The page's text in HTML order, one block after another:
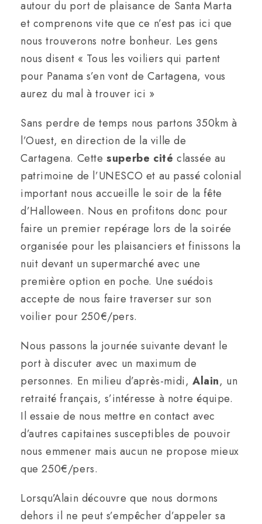
autour du port de plaisance de Santa Marta
et comprenons vite que ce n’est pas ici que
nous trouverons notre bonheur. Les gens
nous disent « Tous les voiliers qui partent
pour Panama s’en vont de Cartagena, vous
aurez du mal à trouver ici »
Sans perdre de temps nous partons 350km à
l’Ouest, en direction de la ville de
Cartagena. Cettesuperbe cité classée au
patrimoine de l’UNESCO et au passé colonial
important nous accueille le soir de la fête
d’Halloween. Nous en profitons donc pour
faire un premier repérage lors de la soirée
organisée pour les plaisanciers et finissons la
nuit devant un supermarché avec une
première option en poche. Une suédois
accepte de nous faire traverser sur son
voilier pour 250€/pers.
Nous passons la journée suivante devant le
port à discuter avec un maximum de
personnes. En milieu d’après-midi,Alain, un
retraité français, s’intéresse à notre équipe.
Il essaie de nous mettre en contact avec
d’autres capitaines susceptibles de pouvoir
nous emmener mais aucun ne propose mieux
que 250€/pers.
Lorsqu’Alain découvre que nous dormons
dehors il ne peut s’empêcher d’appeler sa